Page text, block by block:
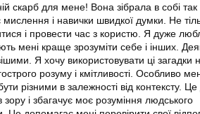
скарб для мене! Вона зібрала в собі так
і навички швидкої думки. Не
і провести час з користю. Я дуже
мені краще зрозуміти себе і інших.
Я хочу використовувати ці загадки
розуму і кмітливості. Особливо
різними в залежності від контексту.
зору і збагачує моє розуміння людського